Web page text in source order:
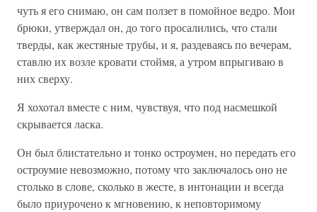
чуть я его снимаю, он сам ползет в помойное ведро. Мои
брюки, утверждал он, до того просалились, что стали
тверды, как жестяные трубы, и я, раздеваясь по вечерам,
ставлю их возле кровати стоймя, а утром впрыгиваю в
них сверху.
Я хохотал вместе с ним, чувствуя, что под насмешкой
скрывается ласка.
Он был блистательно и тонко остроумен, но передать его
остроумие невозможно, потому что заключалось оно не
столько в слове, сколько в жесте, в интонации и всегда
было приурочено к мгновению, к неповторимому